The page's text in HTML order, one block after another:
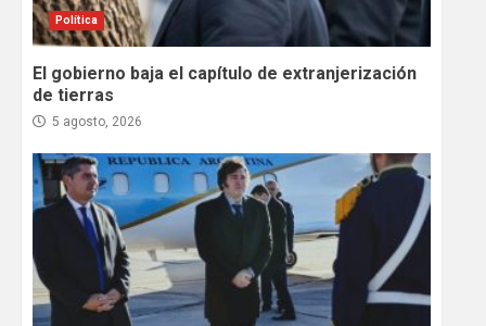
Política
El gobierno baja el capítulo de extranjerización
de tierras
5 agosto, 2026